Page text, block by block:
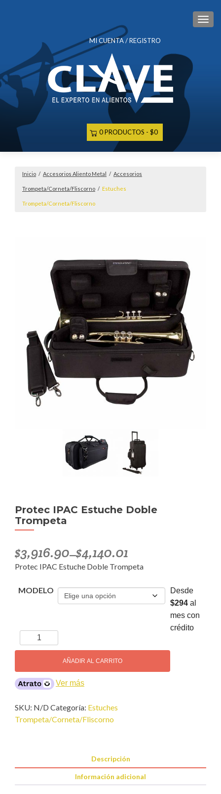
MI CUENTA / REGISTRO
0 PRODUCTOS $0
Inicio / Accesorios Aliento Metal / Accesorios
Trompeta/Corneta/Fliscorno / Estuches
Trompeta/Corneta/Fliscorno
Protec IPAC Estuche Doble
Trompeta
$3,916.90–$4,140.01
Protec IPAC Estuche Doble Trompeta
MODELO
Protec
IPAC
Doble
Trompeta
AÑADIR AL CARRITO
Desde
$294 al
mes con
crédito
Ver más
SKU: N/D Categoría: Estuches
Trompeta/Corneta/Fliscorno
Descripción
Información adicional